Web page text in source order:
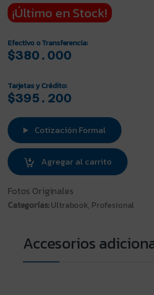
¡Último en Stock!
Efectivo o Transferencia:
$380.000
Tarjetas y Crédito:
$395.200
Cotización Formal
Agregar al carrito
Fotos Originales
Categorías:Ultrabook, Profesional